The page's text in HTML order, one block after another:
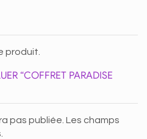
produit.
“COFFRET PARADISE
pas publiée. Les champs